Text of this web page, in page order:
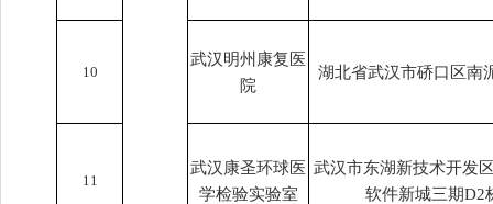
10
武汉明州康复医
院
湖北省武汉市硚口区南
11
武汉康圣环球医
学检验实验室
武汉市东湖新技术开发
软件新城三期D2